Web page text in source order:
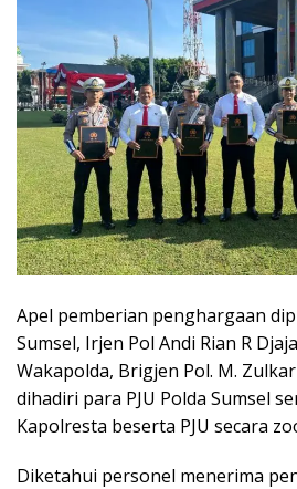
Apel pemberian penghargaan
Sumsel, Irjen Pol Andi Rian R
Wakapolda, Brigjen Pol. M.
dihadiri para PJU Polda Sumsel
Kapolresta beserta PJU secara
Diketahui personel menerima